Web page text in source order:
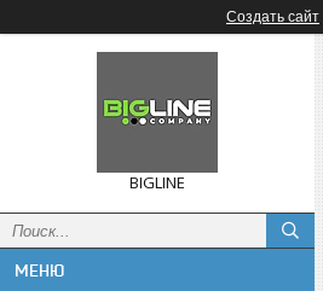
Создать сайт
BIGLINE